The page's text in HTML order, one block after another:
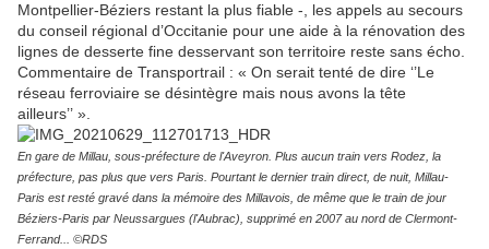
Montpellier-Béziers restant la plus fiable -, les appels au secours
du conseil régional d’Occitanie pour une aide à la rénovation des
lignes de desserte fine desservant son territoire reste sans écho.
Commentaire de Transportrail : « On serait tenté de dire ‘’Le
réseau ferroviaire se désintègre mais nous avons la tête
ailleurs’’ ».
En gare de Millau, sous-préfecture de l'Aveyron. Plus aucun train vers Rodez, la
préfecture, pas plus que vers Paris. Pourtant le dernier train direct, de nuit, Millau-
Paris est resté gravé dans la mémoire des Millavois, de même que le train de jour
Béziers-Paris par Neussargues (l'Aubrac), supprimé en 2007 au nord de Clermont-
Ferrand... ©RDS